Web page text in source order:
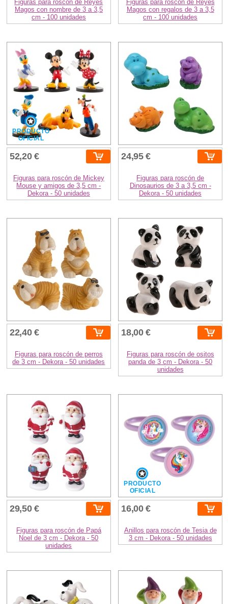
Figuras para roscón de Reyes
Magos con nombre de 3 a 3,5
cm - 100 unidades
Figuras para roscón de Reyes
Magos con regalos de 3 a 3,5
cm - 100 unidades
PRODUCTO
OFICIAL
52,20 €
Figuras para roscón de Mickey
Mouse y amigos de 3,5 cm -
Dekora - 50 unidades
24,95 €
Figuras para roscón de
Dinosaurios de 3 a 3,5 cm -
Dekora - 50 unidades
22,40 €
Figuras para roscón de perros
de 3 cm - Dekora - 50 unidades
18,00 €
Figuras para roscón de ositos
panda de 3 cm - Dekora - 50
unidades
29,50 €
Figuras para roscón de Papá
Noel de 3 cm - Dekora - 50
unidades
PRODUCTO
OFICIAL
16,00 €
Anillos para roscón de Tesia de
3 cm - Dekora - 50 unidades